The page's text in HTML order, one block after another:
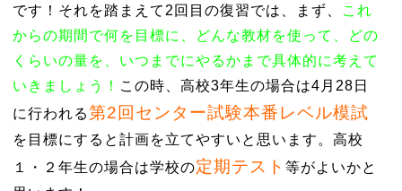
です！それを踏まえて2回目の復習では、まず、
これ
からの期間で何を目標に、どんな教材を使って、どの
くらいの量を、いつまでにやるかまで具体的に考えて
いきましょう！ この時、高校3年生の場合は4月28日
に行われる第2回センター試験本番レベル模試
を目標にすると計画を立てやすいと思います。高校
１・２年生の場合は学校の定期テスト 等がよいかと